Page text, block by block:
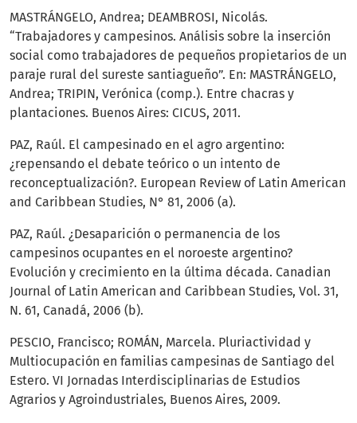
MASTRÁNGELO, Andrea; DEAMBROSI, Nicolás.
“Trabajadores y campesinos. Análisis sobre la inserción
social como trabajadores de pequeños propietarios de un
paraje rural del sureste santiagueño”. En: MASTRÁNGELO,
Andrea; TRIPIN, Verónica (comp.). Entre chacras y
plantaciones. Buenos Aires: CICUS, 2011.
PAZ, Raúl. El campesinado en el agro argentino:
¿repensando el debate teórico o un intento de
reconceptualización?. European Review of Latin American
and Caribbean Studies, N° 81, 2006 (a).
PAZ, Raúl. ¿Desaparición o permanencia de los
campesinos ocupantes en el noroeste argentino?
Evolución y crecimiento en la última década. Canadian
Journal of Latin American and Caribbean Studies, Vol. 31,
N. 61, Canadá, 2006 (b).
PESCIO, Francisco; ROMÁN, Marcela. Pluriactividad y
Multiocupación en familias campesinas de Santiago del
Estero. VI Jornadas Interdisciplinarias de Estudios
Agrarios y Agroindustriales, Buenos Aires, 2009.